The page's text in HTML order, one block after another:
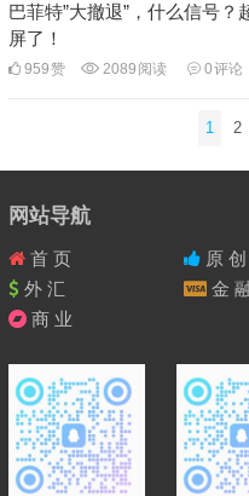
巴菲特”大撤退”，什么信号？
屏了！
959赞 2089 阅读 0评论
导
航
1 2
网站导航
首 页 原 创
外 汇
金
商 业